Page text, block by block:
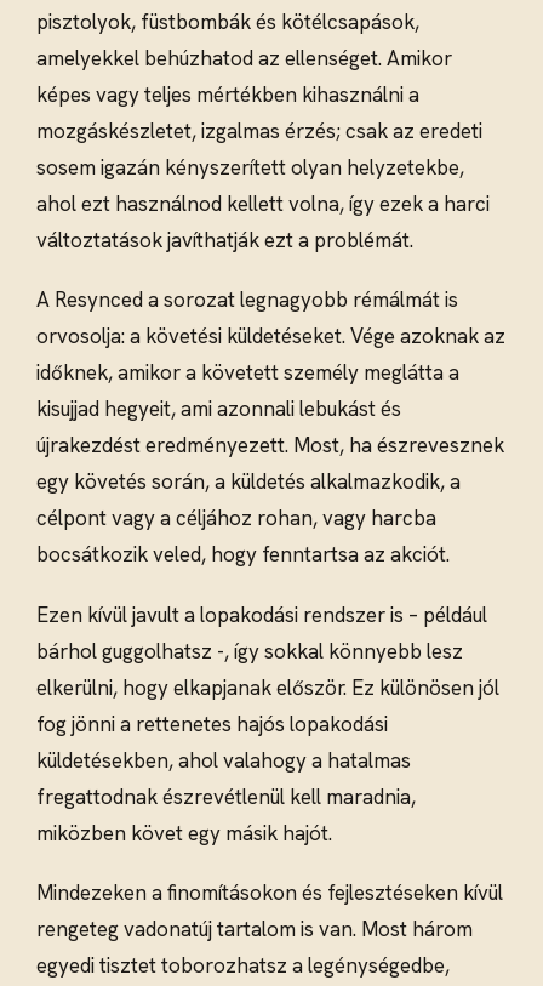
pisztolyok, füstbombák és kötélcsapások,
amelyekkel behúzhatod az ellenséget. Amikor
képes vagy teljes mértékben kihasználni a
mozgáskészletet, izgalmas érzés; csak az eredeti
sosem igazán kényszerített olyan helyzetekbe,
ahol ezt használnod kellett volna, így ezek a harci
változtatások javíthatják ezt a problémát.
A Resynced a sorozat legnagyobb rémálmát is
orvosolja: a követési küldetéseket. Vége azoknak az
időknek, amikor a követett személy meglátta a
kisujjad hegyeit, ami azonnali lebukást és
újrakezdést eredményezett. Most, ha észrevesznek
egy követés során, a küldetés alkalmazkodik, a
célpont vagy a céljához rohan, vagy harcba
bocsátkozik veled, hogy fenntartsa az akciót.
Ezen kívül javult a lopakodási rendszer is – például
bárhol guggolhatsz -, így sokkal könnyebb lesz
elkerülni, hogy elkapjanak először. Ez különösen jól
fog jönni a rettenetes hajós lopakodási
küldetésekben, ahol valahogy a hatalmas
fregattodnak észrevétlenül kell maradnia,
miközben követ egy másik hajót.
Mindezeken a finomításokon és fejlesztéseken kívül
rengeteg vadonatúj tartalom is van. Most három
egyedi tisztet toborozhatsz a legénységedbe,